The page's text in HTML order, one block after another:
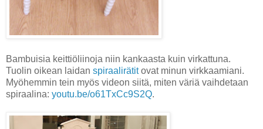
Bambuisia keittiöliinoja niin kankaasta kuin virkattuna.
Tuolin oikean laidan spiraalirätitovat minun virkkaamiani.
Myöhemmin tein myös videon siitä, miten väriä vaihdetaan
spiraalina: youtu.be/o61TxCc9S2Q.